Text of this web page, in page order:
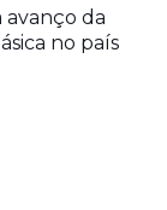
avanço da
no país